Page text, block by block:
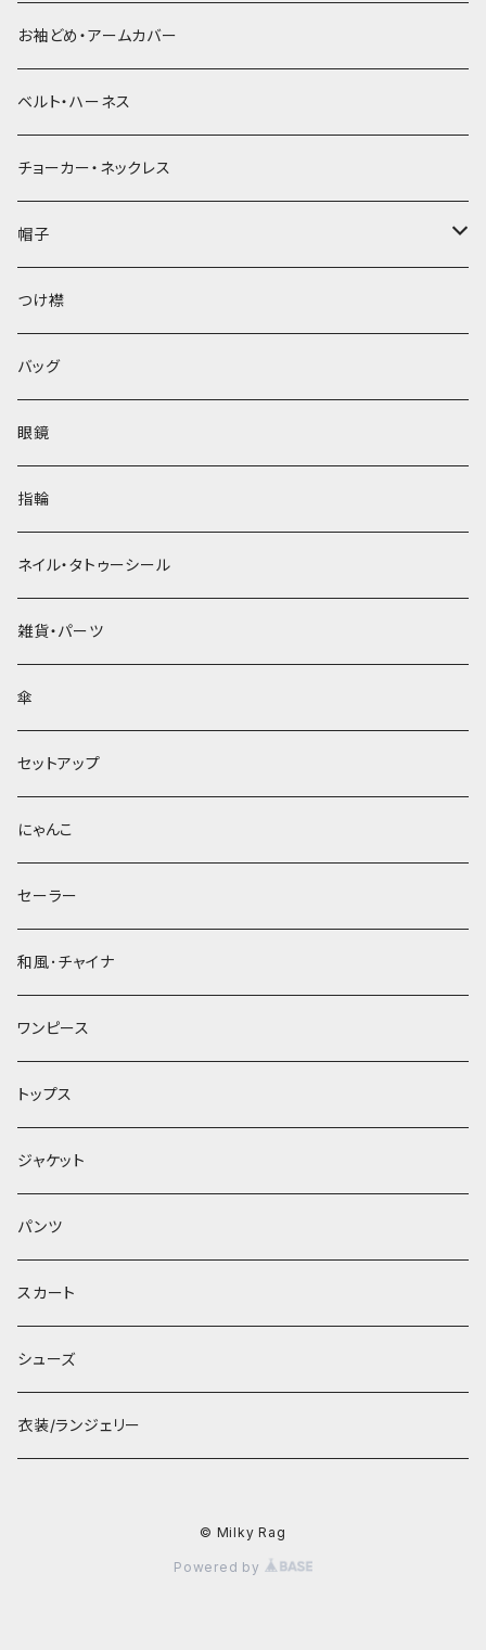
お袖どめ・アームカバー
ベルト・ハーネス
チョーカー・ネックレス
帽子
ベレー帽
つけ襟
バッグ
眼鏡
指輪
ネイル・タトゥーシール
雑貨・パーツ
傘
セットアップ
にゃんこ
セーラー
和風･チャイナ
ワンピース
トップス
ジャケット
パンツ
スカート
シューズ
衣装/ランジェリー
© Milky Rag
Powered by